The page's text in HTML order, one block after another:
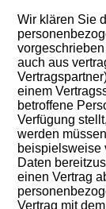
Wir klären Sie
auch aus
einem
betroffene
Verfügung
werden
beispielsweise
Daten
einen Vertrag
Vertrag mit